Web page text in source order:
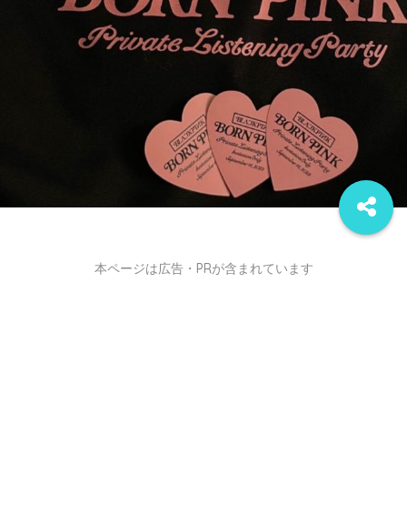
本ページは広告・PRが含まれています